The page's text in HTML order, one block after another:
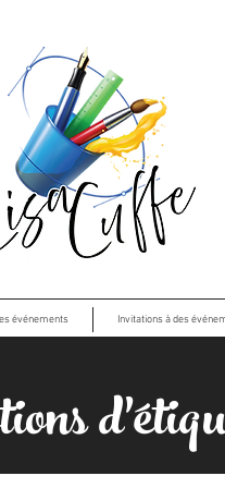
événements Invitations à des